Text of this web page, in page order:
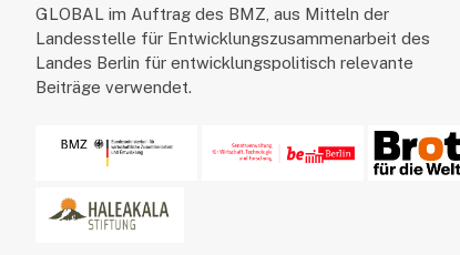
GLOBAL im Auftrag des BMZ, aus Mitteln der
Landesstelle für Entwicklungszusammenarbeit des
Landes Berlin für entwicklungspolitisch relevante
Beiträge verwendet.